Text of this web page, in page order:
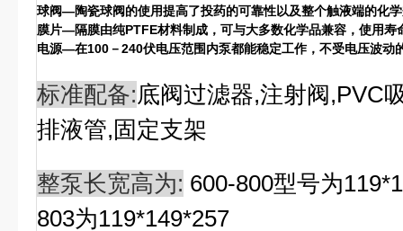
球阀—陶瓷球阀的使用提高了投药的可靠性以及整个触液端的化
膜片—隔膜由纯PTFE材料制成，可与大多数化学品兼容，使用寿
电源—在100－240伏电压范围内泵都能稳定工作，不受电压波动
标准配备:底阀过滤器,注射阀,PVC
排液管, 固定支架
整泵长宽高为: 600-800型号为
803为119*149*257